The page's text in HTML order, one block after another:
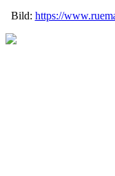
Bild: https://